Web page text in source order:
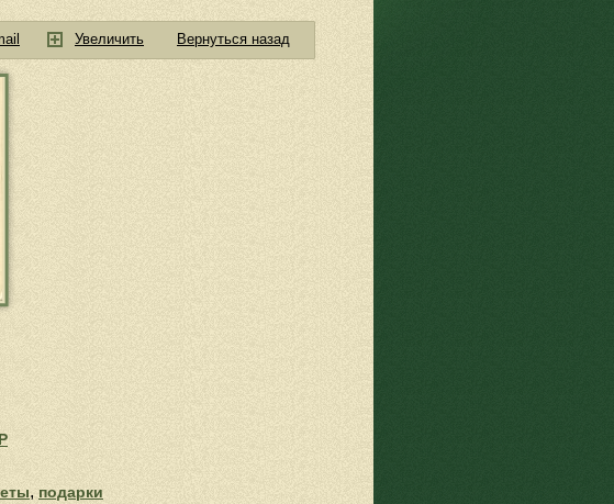
Увеличить Вернуться назад
, подарки